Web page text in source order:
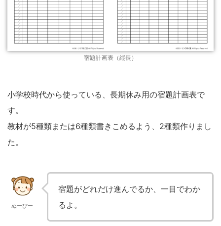
宿題計画表（縦長）
小学校時代から使っている、長期休み用の宿題計画表で
す。
教材が5種類または6種類書きこめるよう、2種類作りまし
た。
ぬーぴー
宿題がどれだけ進んでるか、一目でわか
るよ。